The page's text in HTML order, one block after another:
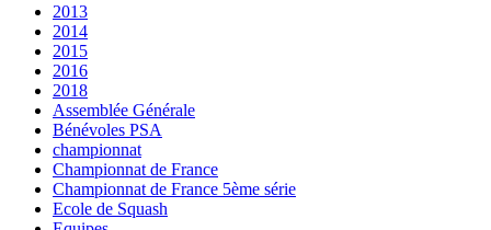
2013
2014
2015
2016
2018
Assemblée Générale
Bénévoles PSA
championnat
Championnat de France
Championnat de France 5ème série
Ecole de Squash